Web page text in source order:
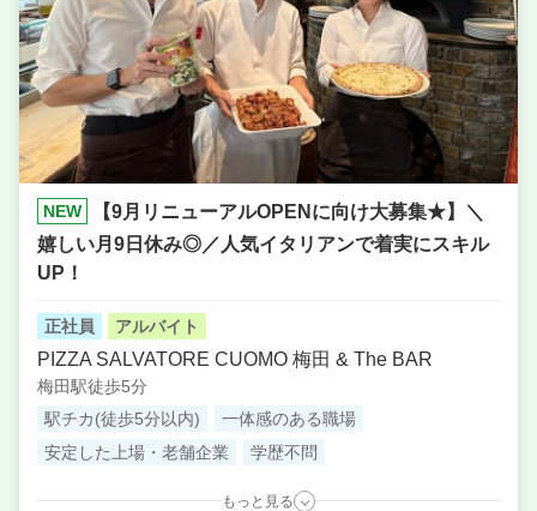
NEW
【9月リニューアルOPENに向け大募集★】＼
嬉しい月9日休み◎／人気イタリアンで着実にスキル
UP！
正社員 アルバイト
PIZZA SALVATORE CUOMO 梅田 & The BAR
梅田駅徒歩5分
駅チカ(徒歩5分以内)
一体感のある職場
安定した上場・老舗企業
学歴不問
もっと見る